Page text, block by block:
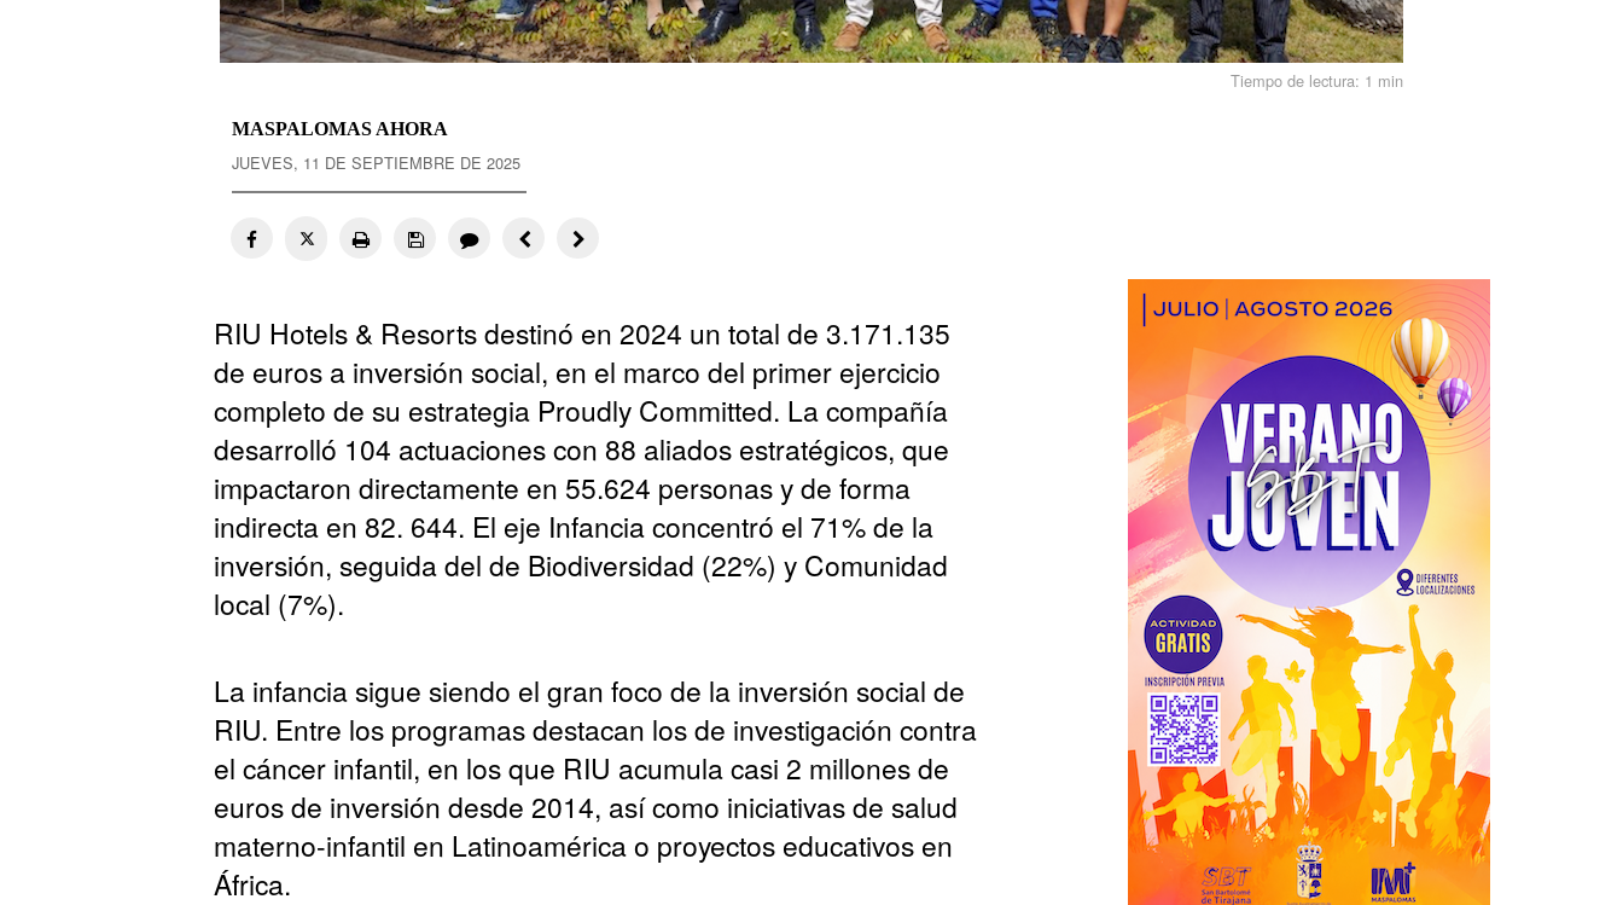
MASPALOMAS AHORA
JUEVES, 11 DE SEPTIEMBRE DE 2025
Tiempo de lectura: 1 min
RIU Hotels & Resorts destinó en 2024 un total de 3.171.135
de euros a inversión social, en el marco del primer ejercicio
completo de su estrategia Proudly Committed. La compañía
desarrolló 104 actuaciones con 88 aliados estratégicos, que
impactaron directamente en 55.624 personas y de forma
indirecta en 82. 644. El eje Infancia concentró el 71% de la
inversión, seguida del de Biodiversidad (22%) y Comunidad
local (7%).
La infancia sigue siendo el gran foco de la inversión social de
RIU. Entre los programas destacan los de investigación contra
el cáncer infantil, en los que RIU acumula casi 2 millones de
euros de inversión desde 2014, así como iniciativas de salud
materno-infantil en Latinoamérica o proyectos educativos en
África.